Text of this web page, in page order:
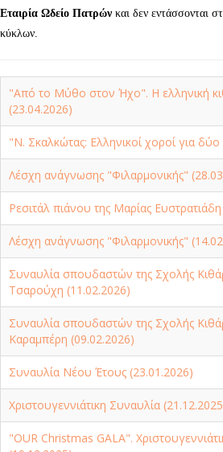
Εταιρία Ωδείο Πατρών και δεν εντάσσονται
κύκλων.
"Από το Μύθο στον Ήχο". Η ελληνική
(23.04.2026)
"Ν. Σκαλκώτας: Ελληνικοί χοροί για
Λέσχη ανάγνωσης "Φιλαρμονικής"
Ρεσιτάλ πιάνου της Μαρίας
Λέσχη ανάγνωσης "Φιλαρμονικής"
Συναυλία σπουδαστών της Σχολής
Τσαρούχη (11.02.2026)
Συναυλία σπουδαστών της Σχολής
Καραμπέρη (09.02.2026)
Συναυλία Νέου Έτους (23.01.2026)
Χριστουγεννιάτικη Συναυλία
"OUR Christmas GALA".